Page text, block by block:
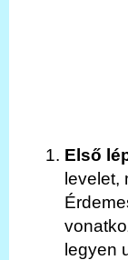
Első
levelet,
legyen